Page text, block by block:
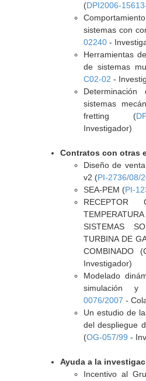
(DPI2006-
sistemas con
02240-
Herramientas
de sistemas
C02-02 -
sistemas
fretting (
Investigador)
Contratos con otras
Diseño de
v2 (PI-2736/08/
SEA-PEM (PI-
RECEPTOR
SISTEMAS
TURBINA DE
COMBINADO
Investigador)
Modelado
simulación
0076/2007 -
Un estudio de
del despliegue
(OG-057/99 -
Ayuda a la
Incentivo al